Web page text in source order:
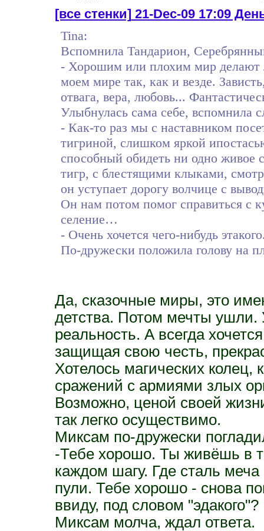
[все стенки]21-Dec-09 17:09
Tina:
Вспомнила Тандарион,
- Хорошим или плохим мир делают
моем мире так, как и везде.
отвага, вера, любовь...
Улыбнулась сама себе, вспомнила
- Как-то раз мы с наставником
тигриной, слишком яркой
способный обидеть ни одно живое
тигр, с блестящими клыками,
он уступает дорогу волчице с
Он нам потом помог справиться с
селение…
- Очень хочется чего-нибудь
По-дружески положила голову на
Да, сказочные миры, это
детства. Потом мечты ушли.
реальность. А всегда
защищая свою честь,
Хотелось магических колец,
сражений с армиями злых
Возможно, ценой своей
так легко осуществимо.
Миксам по-дружески
-Тебе хорошо. Ты живёшь в
каждом шагу. Где сталь
пули. Тебе хорошо - снова
ввиду, под словом "эдакого"?
Миксам молча, ждал ответа.